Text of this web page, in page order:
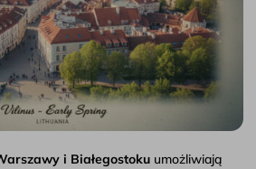
i Białegostoku umożliwiają